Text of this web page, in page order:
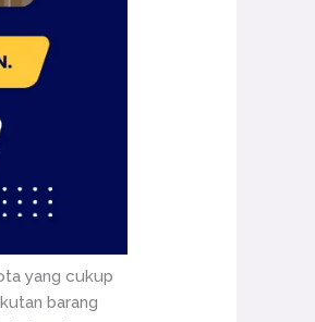
yang cukup
barang